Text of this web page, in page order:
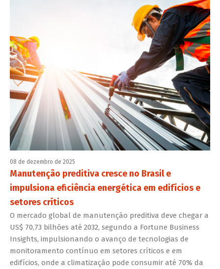
08 de dezembro de 2025
Manutenção preditiva cresce no Brasil e
impulsiona eficiência energética em edifícios e
setores críticos
O mercado global de manutenção preditiva deve chegar a
US$ 70,73 bilhões até 2032, segundo a Fortune Business
Insights, impulsionando o avanço de tecnologias de
monitoramento contínuo em setores críticos e em
edifícios, onde a climatização pode consumir até 70% da